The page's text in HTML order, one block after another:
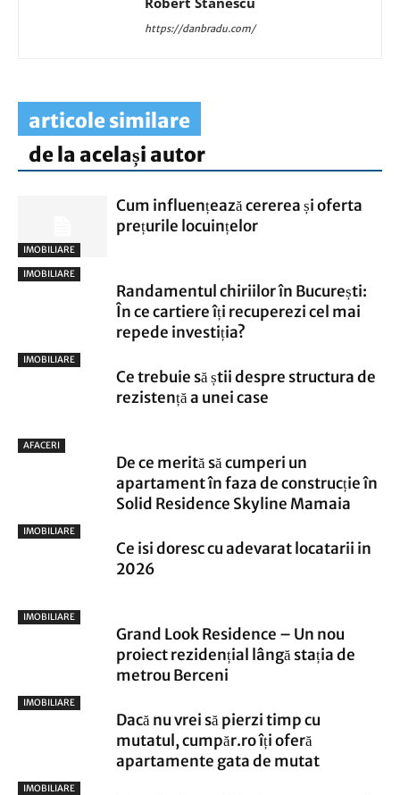
https://danbradu.com/
articole similare
de la același autor
IMOBILIARE
Cum influențează cererea și oferta
prețurile locuințelor
IMOBILIARE
Randamentul chiriilor în București:
În ce cartiere îți recuperezi cel mai
repede investiția?
IMOBILIARE
Ce trebuie să știi despre structura de
rezistență a unei case
AFACERI
De ce merită să cumperi un
apartament în faza de construcție în
Solid Residence Skyline Mamaia
IMOBILIARE
Ce isi doresc cu adevarat locatarii in
2026
IMOBILIARE
Grand Look Residence – Un nou
proiect rezidențial lângă stația de
metrou Berceni
IMOBILIARE
Dacă nu vrei să pierzi timp cu
mutatul, cumpăr.ro îți oferă
apartamente gata de mutat
IMOBILIARE